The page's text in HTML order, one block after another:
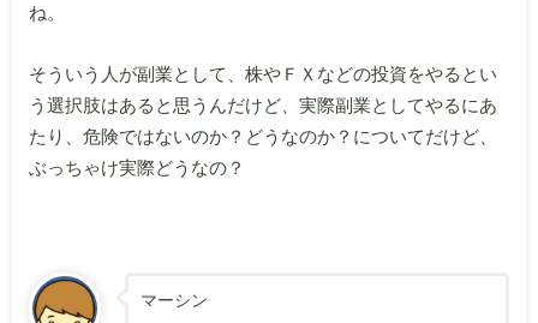
ね。
そういう人が副業として、株やＦＸなどの投資をやるとい
う選択肢はあると思うんだけど、実際副業としてやるにあ
たり、危険ではないのか？どうなのか？についてだけど、
ぶっちゃけ実際どうなの？
マーシン